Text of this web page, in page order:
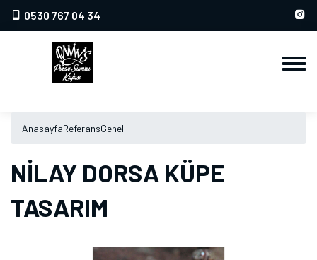
0530 767 04 34
AnasayfaReferansGenel
NİLAY DORSA KÜPE
TASARIM